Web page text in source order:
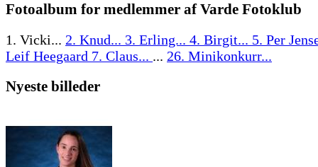
Fotoalbum for medlemmer af Varde Fotoklub
1. Vicki... 2. Knud... 3. Erling... 4. Birgit... 5. Per
Leif Heegaard 7. Claus... ... 26. Minikonkurr...
Nyeste billeder